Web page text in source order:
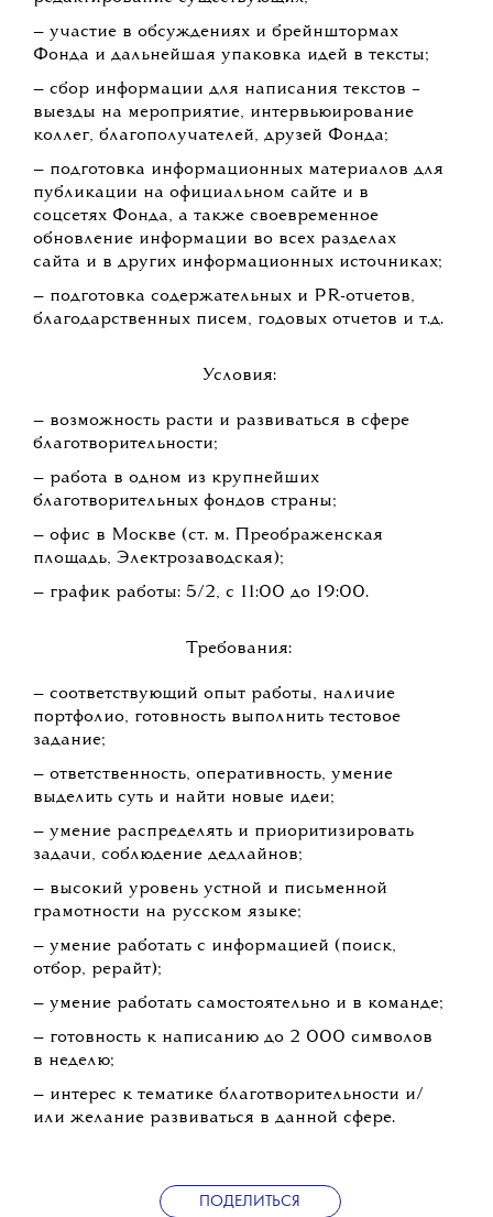
— участие в обсуждениях и брейнштормах
Фонда и дальнейшая упаковка идей в тексты;
— сбор информации для написания текстов –
выезды на мероприятие, интервьюирование
коллег, благополучателей, друзей Фонда;
— подготовка информационных материалов для
публикации на официальном сайте и в
соцсетях Фонда, а также своевременное
обновление информации во всех разделах
сайта и в других информационных источниках;
— подготовка содержательных и PR-отчетов,
благодарственных писем, годовых отчетов и т.д.
Условия:
— возможность расти и развиваться в сфере
благотворительности;
— работа в одном из крупнейших
благотворительных фондов страны;
— офис в Москве (ст. м. Преображенская
площадь, Электрозаводская);
— график работы: 5/2, с 11:00 до 19:00.
Требования:
— соответствующий опыт работы, наличие
портфолио, готовность выполнить тестовое
задание;
— ответственность, оперативность, умение
выделить суть и найти новые идеи;
— умение распределять и приоритизировать
задачи, соблюдение дедлайнов;
— высокий уровень устной и письменной
грамотности на русском языке;
— умение работать с информацией (поиск,
отбор, рерайт);
— умение работать самостоятельно и в команде;
— готовность к написанию до 2 000 символов
в неделю;
— интерес к тематике благотворительности и/
или желание развиваться в данной сфере.
ПОДЕЛИТЬСЯ